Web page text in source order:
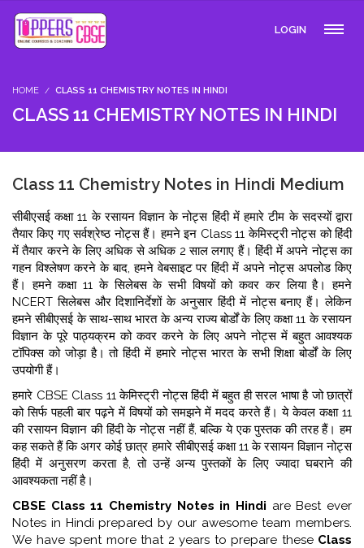
LOGIN
HOME CLASS 11 CHEMISTRY NOTES IN HINDI
CLASS 11 CHEMISTRY NOTES IN HINDI
Class 11 Chemistry Notes in Hindi Medium
सीबीएसई कक्षा 11 के रसायन विज्ञान के नोट्स हिंदी में हमारे टीम के सदस्यों द्वारा
तैयार किए गए सर्वश्रेष्ठ नोट्स हैं। हमने इन Class 11 केमिस्ट्री नोट्स को हिंदी
में तैयार करने के लिए अधिक से अधिक 2 साल लगाए हैं। हिंदी में अपने नोट्स का
गहन विश्लेषण करने के बाद, हमने वेबसाइट पर हिंदी में अपने नोट्स अपलोड किए
हैं। हमने कक्षा 11 के सिलेबस के सभी विषयों को कवर कर लिया है। हमने
NCERT सिलेबस और दिशानिर्देशों के अनुसार हिंदी में नोट्स बनाए हैं। लेकिन
हमने सीबीएसई के साथ-साथ भारत के अन्य राज्य बोर्डों के लिए कक्षा 11 के रसायन
विज्ञान के पूरे पाठ्यक्रम को कवर करने के लिए अपने नोट्स में बहुत आवश्यक
टॉपिक्स को जोड़ा है। तो हिंदी में हमारे नोट्स भारत के सभी शिक्षा बोर्डों के लिए
उपयोगी हैं।
हमारे CBSE Class 11 केमिस्ट्री नोट्स हिंदी में बहुत ही सरल भाषा है जो छात्रों
को सिर्फ पहली बार पढ़ने में विषयों को समझने में मदद करते हैं। ये केवल कक्षा 11
की रसायन विज्ञान की हिंदी के नोट्स नहीं हैं, बल्कि ये एक पुस्तक की तरह हैं। हम
कह सकते हैं कि अगर कोई छात्र हमारे सीबीएसई कक्षा 11 के रसायन विज्ञान नोट्स
हिंदी में अनुसरण करता है, तो उन्हें अन्य पुस्तकों के लिए ज्यादा घबराने की
आवश्यकता नहीं है।
CBSE Class 11 Chemistry Notes in Hindi are Best ever
Notes in Hindi prepared by our awesome team members.
We have spent more that 2 years to prepare these Class